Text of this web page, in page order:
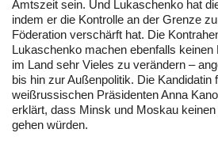
Amtszeit sein. Und Lukaschenko hat
indem er die Kontrolle an der Grenze
Föderation verschärft hat. Die
Lukaschenko machen ebenfalls keinen
im Land sehr Vieles zu verändern –
bis hin zur Außenpolitik. Die Kandidatin
weißrussischen Präsidenten Anna
erklärt, dass Minsk und Moskau
gehen würden.